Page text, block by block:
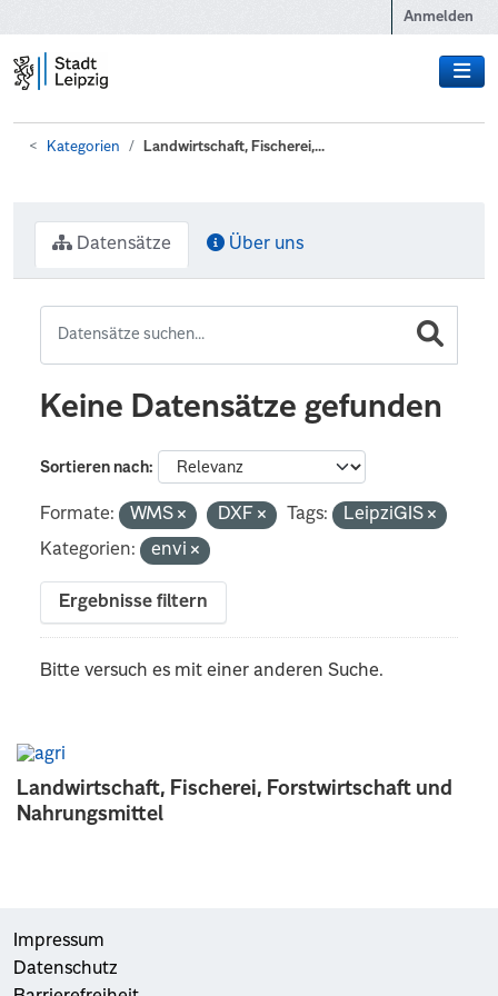
Anmelden
Kategorien Landwirtschaft, Fischerei,...
Landwirtschaft, Fischerei, Forstwirtschaft und
Nahrungsmittel
Datensätze Über uns
Keine Datensätze gefunden
Sortieren nach
Formate: WMS DXF Tags:
LeipziGIS
Kategorien:
envi
Ergebnisse filtern
Bitte versuch es mit einer anderen Suche.
Impressum
Datenschutz